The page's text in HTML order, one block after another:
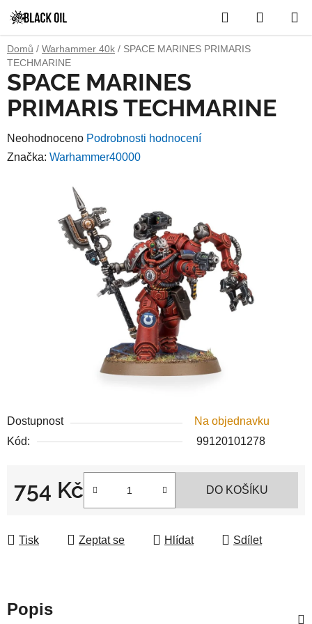
na
obsah
Hledat
KOŠÍK
Domů / Warhammer 40k / SPACE MARINES PRIMARIS
TECHMARINE
Dostupnost
Na objednavku
Kód:
99120101278
754 Kč DO KOŠÍKU
Tisk Zeptat se Hlídat Sdílet
SPACE MARINES
PRIMARIS TECHMARINE
Průměrné
hodnocení
Neohodnoceno Podrobnosti hodnocení
Značka: Warhammer40000
Popis